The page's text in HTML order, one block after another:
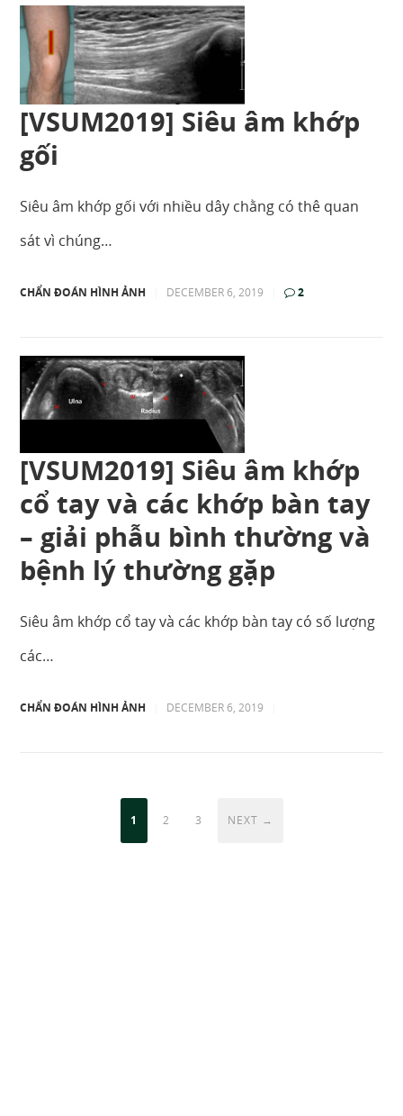
[VSUM2019] Siêu âm khớp
gối
Siêu âm khớp gối với nhiều dây chằng có thê quan
sát vì chúng…
CHẨN ĐOÁN HÌNH ẢNH DECEMBER 6, 2019 2
[VSUM2019] Siêu âm khớp
cổ tay và các khớp bàn tay
– giải phẫu bình thường và
bệnh lý thường gặp
Siêu âm khớp cổ tay và các khớp bàn tay có số lượng
các…
CHẨN ĐOÁN HÌNH ẢNH DECEMBER 6, 2019
1 2 3 NEXT →